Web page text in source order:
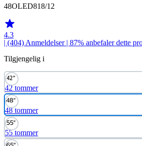
48OLED818/12
4.3
| (404) Anmeldelser| 87% anbefaler dette
Tilgjengelig i
42 tommer
48 tommer
55 tommer